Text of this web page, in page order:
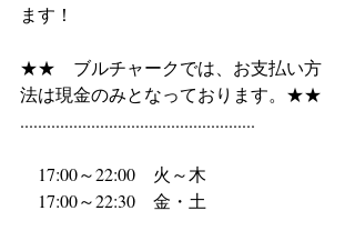
ます！
★★　ブルチャークでは、お支払い方
法は現金のみとなっております。★★
.....................................................
17:00～22:00　火～木
17:00～22:30　金・土